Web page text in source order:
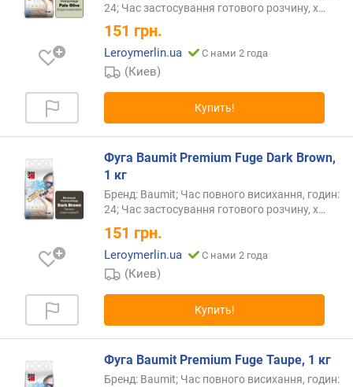
24; Час застосування готового розчину, х…
151 грн.
Leroymerlin.ua С нами 2 года
(Киев)
Купить!
Фуга Baumit Premium Fuge Dark Brown,
1 кг
Бренд: Baumit; Час повного висихання, годин:
24; Час застосування готового розчину, х…
151 грн.
Leroymerlin.ua С нами 2 года
(Киев)
Купить!
Фуга Baumit Premium Fuge Taupe, 1 кг
Бренд: Baumit; Час повного висихання, годин: